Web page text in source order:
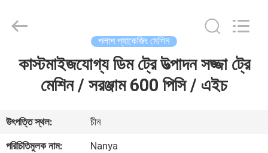
বাড়ি
ভিডিও
Equipment
Reserved.
পলাপ প্যাকেজিং মেশিন
কাস্টমাইজযোগ্য ডিম ট্রে উত্পাদন সজ্জা ট্রে
মেশিন / সরঞ্জাম 600 পিসি / এইচ
উৎপত্তি স্থল:
চীন
পরিচিতিমুলক নাম:
Nanya